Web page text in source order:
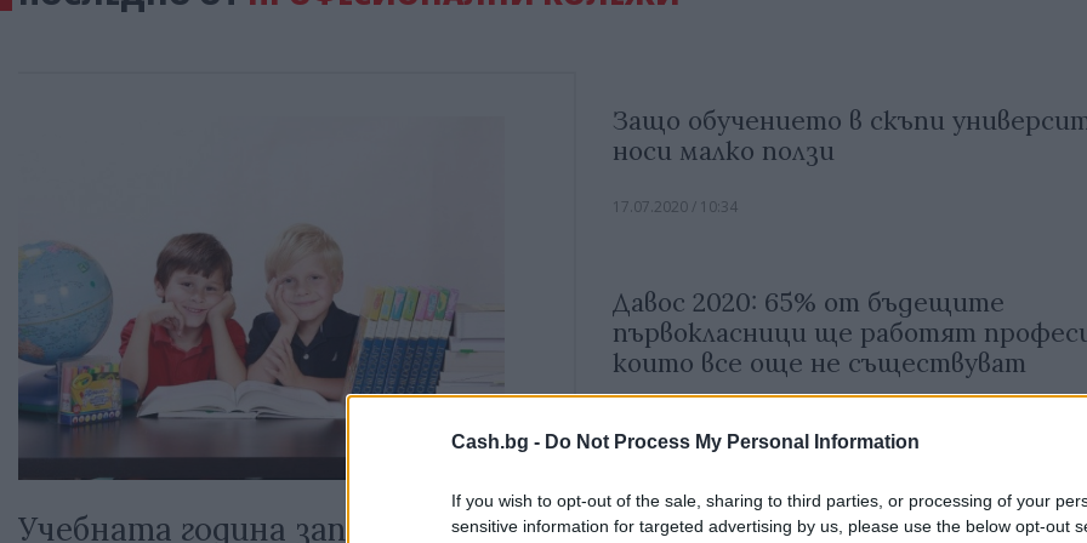
Cash.bg - Do Not Process My Personal Information
If you wish to opt-out of the sale, sharing to third parties, or processing of your
sensitive information for targeted advertising by us, please use the below opt-out
Учебната година започва днес
Защо обучението в скъпи
носи малко ползи
17.07.2020 / 10:34
Давос 2020: 65% от бъдещите
първокласници ще работят
които все още не съществуват
При затворени университети все